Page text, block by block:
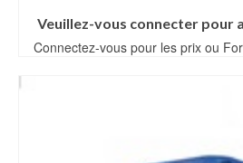
Veuillez-vous connecter pour
Connectez-vous pour les prix ou